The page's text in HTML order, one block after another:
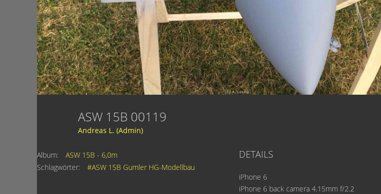
ASW 15B 00119
Andreas L. (Admin)
Album:
ASW 15B - 6,0m
Schlagwörter:
#ASW 15B Gumler HG-Modellbau
DETAILS
iPhone 6
iPhone 6 back camera 4.15mm f/2.2